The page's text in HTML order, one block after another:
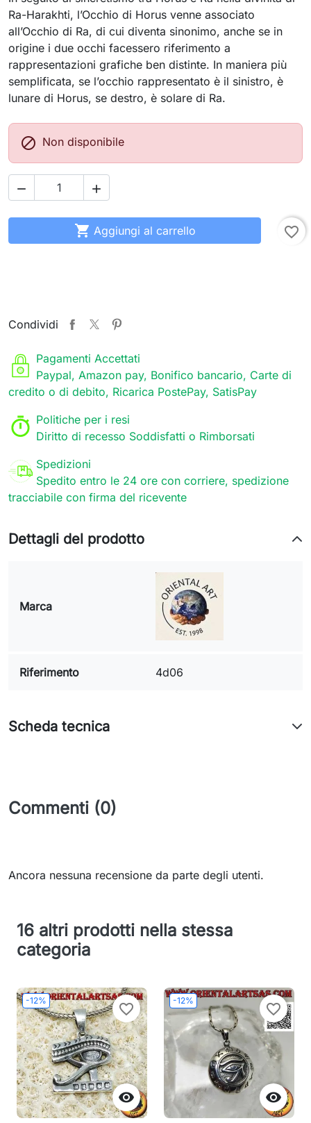
Ra-Harakhti, l’Occhio di Horus venne associato
all’Occhio di Ra, di cui diventa sinonimo, anche se in
origine i due occhi facessero riferimento a
rappresentazioni grafiche ben distinte. In maniera più
semplificata, se l’occhio rappresentato è il sinistro, è
lunare di Horus, se destro, è solare di Ra.
 Non disponibile
 
 Aggiungi al carrello favorite_border
Condividi
Pagamenti Accettati
Paypal, Amazon pay, Bonifico bancario, Carte di
credito o di debito, Ricarica PostePay, SatisPay
Politiche per i resi
Diritto di recesso Soddisfatti o Rimborsati
Spedizioni
Spedito entro le 24 ore con corriere, spedizione
tracciabile con firma del ricevente
Dettagli del prodotto
Marca
Riferimento 4d06
Scheda tecnica
Commenti (0)
Ancora nessuna recensione da parte degli utenti.
16 altri prodotti nella stessa
categoria
-12%

favorite_border
-12%

favorite_border